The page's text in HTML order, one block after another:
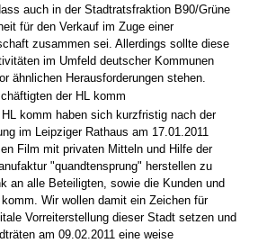
auch in der Stadtratsfraktion B90/Grüne
für den Verkauf im Zuge einer
zusammen sei. Allerdings sollte diese
im Umfeld deutscher Kommunen
ähnlichen Herausforderungen stehen.
der HL komm
HL komm haben sich kurzfristig nach der
im Leipziger Rathaus am 17.01.2011
Film mit privaten Mitteln und Hilfe der
"quandtensprung" herstellen zu
an alle Beteiligten, sowie die Kunden und
komm. Wir wollen damit ein Zeichen für
Vorreiterstellung dieser Stadt setzen und
am 09.02.2011 eine weise